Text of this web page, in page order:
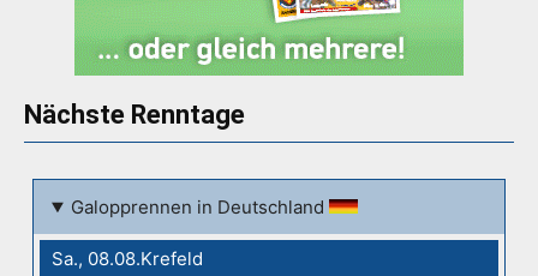
Nächste Renntage
Galopprennen in Deutschland
Sa., 08.08.Krefeld